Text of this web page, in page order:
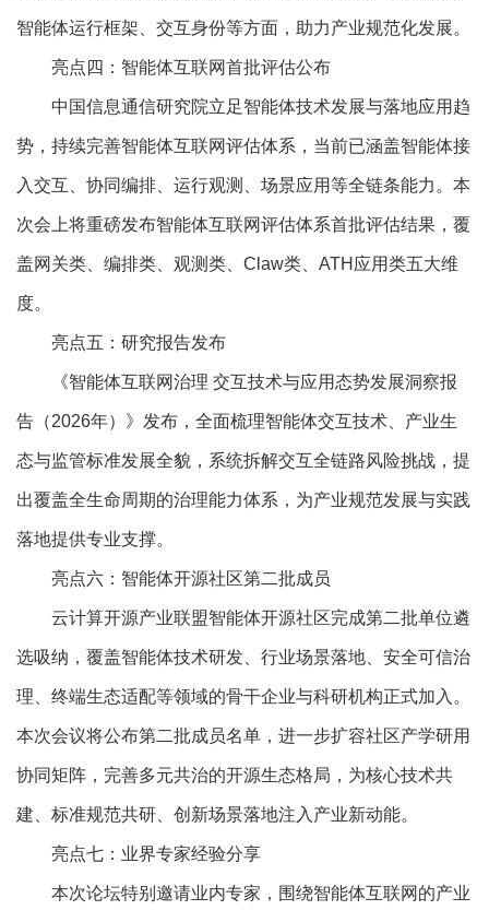
智能体运行框架、交互身份等方面，助力产业规范化发展。
亮点四：智能体互联网首批评估公布
中国信息通信研究院立足智能体技术发展与落地应用趋
势，持续完善智能体互联网评估体系，当前已涵盖智能体接
入交互、协同编排、运行观测、场景应用等全链条能力。本
次会上将重磅发布智能体互联网评估体系首批评估结果，覆
盖网关类、编排类、观测类、Claw类、ATH应用类五大维
度。
亮点五：研究报告发布
《智能体互联网治理 交互技术与应用态势发展洞察报
告（2026年）》发布，全面梳理智能体交互技术、产业生
态与监管标准发展全貌，系统拆解交互全链路风险挑战，提
出覆盖全生命周期的治理能力体系，为产业规范发展与实践
落地提供专业支撑。
亮点六：智能体开源社区第二批成员
云计算开源产业联盟智能体开源社区完成第二批单位遴
选吸纳，覆盖智能体技术研发、行业场景落地、安全可信治
理、终端生态适配等领域的骨干企业与科研机构正式加入。
本次会议将公布第二批成员名单，进一步扩容社区产学研用
协同矩阵，完善多元共治的开源生态格局，为核心技术共
建、标准规范共研、创新场景落地注入产业新动能。
亮点七：业界专家经验分享
本次论坛特别邀请业内专家，围绕智能体互联网的产业